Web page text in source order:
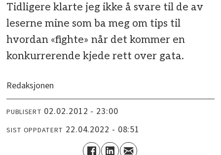
Tidligere klarte jeg ikke å svare til de av
leserne mine som ba meg om tips til
hvordan «fighte» når det kommer en
konkurrerende kjede rett over gata.
Redaksjonen
PUBLISERT 02.02.2012 - 23:00
SIST OPPDATERT 22.04.2022 - 08:51